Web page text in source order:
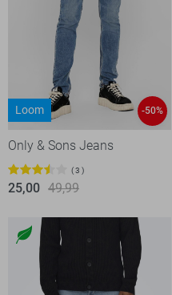
Loom -50%
Only & Sons Jeans
3
25,00 49,99